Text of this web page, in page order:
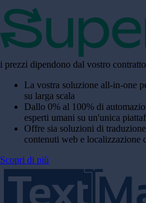
i prezzi dipendono dal vostro contratto
La vostra soluzione all-in-one
su larga scala
Dallo 0% al 100% di
esperti umani su un'unica
Offre sia soluzioni di
contenuti web e localizzazione
Scopri di più